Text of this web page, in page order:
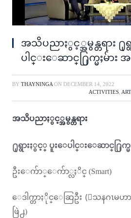
အသိပညာႏွင့္အမွန္တရား ႐ု
ပါင္းေဆာင္႐ြက္မႈမ်ား
BY THAYNINGA ON DECEMBER 14, 2022
ACTIVITIES
အသိပညာႏွင့္အမွန္တရား
႐ုရွားႏွင့္ ပူးေပါင္းေဆာင္႐ြက္မ
ဦးေက်ာ္ေက်ာ္လႈိင္ (Smart)
ေဒါက္တာႏိုင္ေဆြဦး (ေသနဂၤ
ဖြဲ႕)